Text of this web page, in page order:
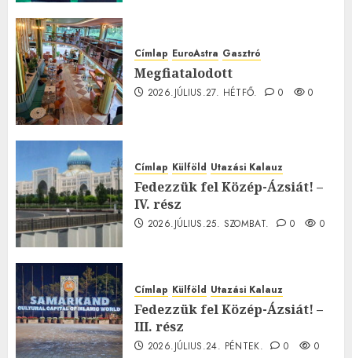
Címlap EuroAstra Gasztró
Megfiatalodott
2026.JÚLIUS.27. HÉTFŐ. 0 0
Címlap Külföld Utazási Kalauz
Fedezzük fel Közép-Ázsiát! –
IV. rész
2026.JÚLIUS.25. SZOMBAT. 0 0
Címlap Külföld Utazási Kalauz
Fedezzük fel Közép-Ázsiát! –
III. rész
2026.JÚLIUS.24. PÉNTEK. 0 0